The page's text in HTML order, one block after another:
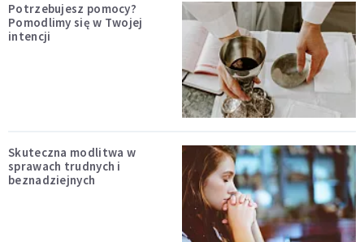
Potrzebujesz pomocy?
Pomodlimy się w Twojej
intencji
Skuteczna modlitwa w
sprawach trudnych i
beznadziejnych